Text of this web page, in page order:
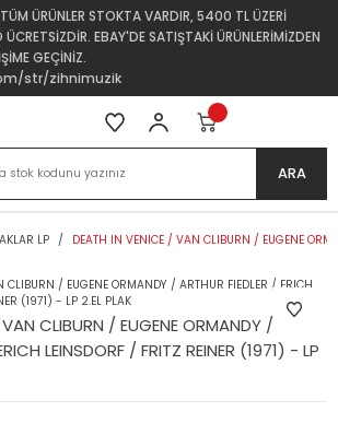
ÜRÜNLER STOKTA VARDIR, 5400 TL ÜZERİ
ÜCRETSİZDİR. EBAY'DE SATIŞTAKİ ÜRÜNLERİMİZDEN
GEÇİNİZ.
str/zihnimuzik
ARA
LP DEATH IN VENICE / VAN CLIBURN / EUGENE
CLIBURN / EUGENE ORMANDY /
LEINSDORF / FRITZ REINER (1971) - LP